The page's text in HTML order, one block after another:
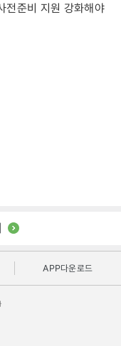
준비 지원 강화해야
APP다운로드